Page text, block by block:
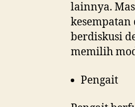
lainnya.
kesempatan
berdiskusi
memilih
Pengait